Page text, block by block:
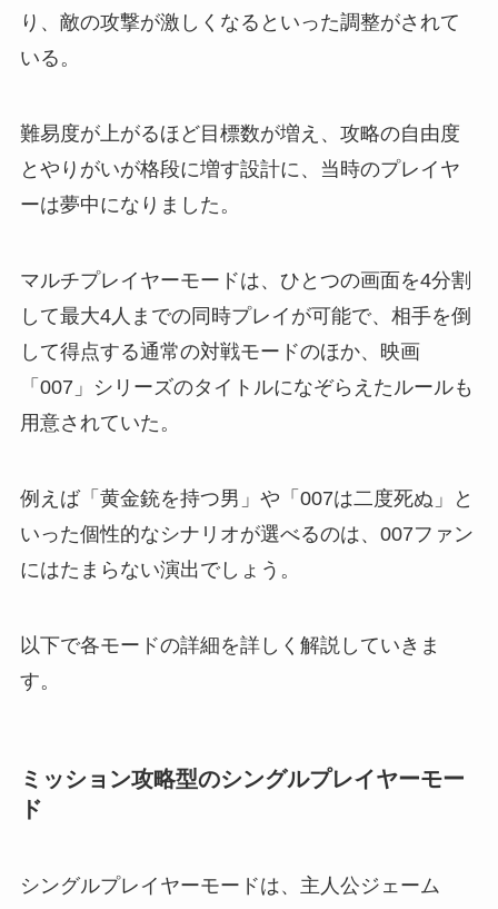
り、敵の攻撃が激しくなるといった調整がされて
いる。
難易度が上がるほど目標数が増え、攻略の自由度
とやりがいが格段に増す設計に、当時のプレイヤ
ーは夢中になりました。
マルチプレイヤーモードは、ひとつの画面を4分割
して最大4人までの同時プレイが可能で、相手を倒
して得点する通常の対戦モードのほか、映画
「007」シリーズのタイトルになぞらえたルールも
用意されていた。
例えば「黄金銃を持つ男」や「007は二度死ぬ」と
いった個性的なシナリオが選べるのは、007ファン
にはたまらない演出でしょう。
以下で各モードの詳細を詳しく解説していきま
す。
ミッション攻略型のシングルプレイヤーモー
ド
シングルプレイヤーモードは、主人公ジェーム